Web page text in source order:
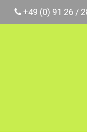
+49 (0) 91 26 /